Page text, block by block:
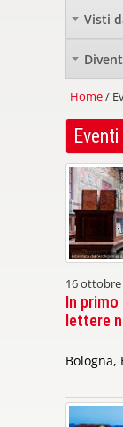
Visti
Home/
Eventi
16 ottobre
In
lettere